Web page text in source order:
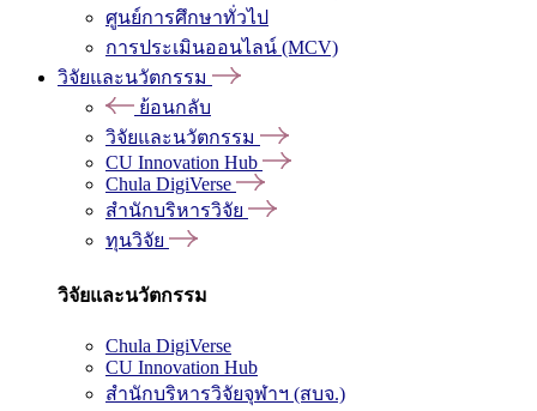
ศูนย์การศึกษาทั่วไป
การประเมินออนไลน์ (MCV)
วิจัยและนวัตกรรม
ย้อนกลับ
วิจัยและนวัตกรรม
CU Innovation Hub
Chula DigiVerse
สำนักบริหารวิจัย
ทุนวิจัย
วิจัยและนวัตกรรม
Chula DigiVerse
CU Innovation Hub
สำนักบริหารวิจัยจุฬาฯ (สบจ.)